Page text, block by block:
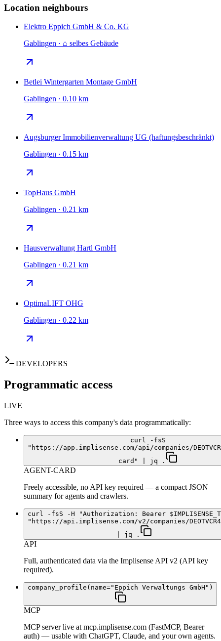
Location neighbours
Elektro Eppich GmbH & Co. KG
Gablingen · ⌂ selbes Gebäude
Betlei Wintergarten Montage GmbH
Gablingen · 0.10 km
Augsburger Immobilienverwaltung UG (haftungsbeschränkt)
Gablingen · 0.15 km
TopHaus GmbH
Gablingen · 0.21 km
Hausverwaltung Hartl GmbH
Gablingen · 0.21 km
OptimaLIFT OHG
Gablingen · 0.22 km
DEVELOPERS
Programmatic access
LIVE
Three ways to access this company's data programmatically:
curl -fsS
"https://app.implisense.com/api/companies/
card" | jq .
AGENT-CARD
Freely accessible, no API key required — a compact JSON
summary for agents and crawlers.
curl -fsS -H "Authorization: Bearer
"https://api.implisense.com/v2/companies/
| jq .
API
Full, authenticated data via the Implisense API v2 (API key
required).
company_profile(name="Eppich Verwaltungs GmbH")
MCP
MCP server live at mcp.implisense.com (FastMCP, Bearer
auth) — usable with ChatGPT, Claude, and your own agents.